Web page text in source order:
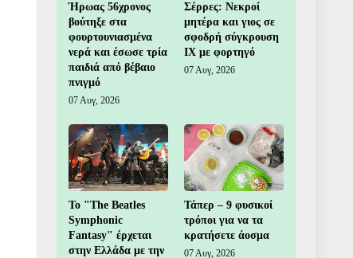
Ήρωας 56χρονος
βούτηξε στα
φουρτουνιασμένα
νερά και έσωσε τρία
παιδιά από βέβαιο
πνιγμό
07 Αυγ, 2026
Σέρρες: Νεκροί
μητέρα και γιος σε
σφοδρή σύγκρουση
ΙΧ με φορτηγό
07 Αυγ, 2026
Το "The Beatles
Symphonic
Fantasy" έρχεται
στην Ελλάδα με την
Τάπερ – 9 φυσικοί
τρόποι για να τα
κρατήσετε άοσμα
07 Αυγ, 2026